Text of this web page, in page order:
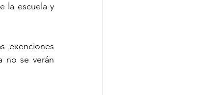
la escuela y
exenciones
no se verán